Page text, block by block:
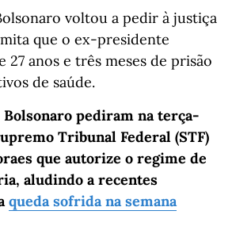
voltou a pedir à justiça
que o ex-presidente
27 anos e três meses de prisão
de saúde.
Bolsonaro pediram na terça-
Tribunal Federal (STF)
que autorize o regime de
aludindo a recentes
queda sofrida na semana